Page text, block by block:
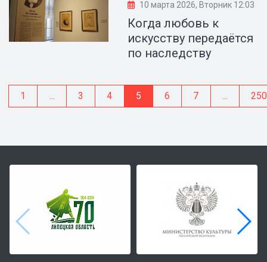
10 марта 2026, Вторник 12:03
Когда любовь к
искусству передаётся
по наследству
1 ... 3 4 5 6 7 ... 250